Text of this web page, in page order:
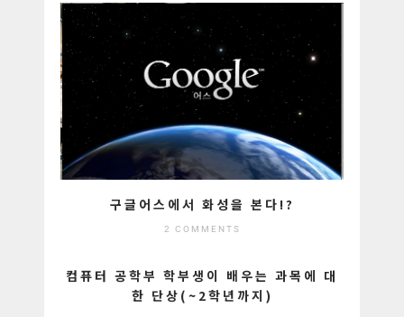
구글어스에서 화성을 본다!?
2 COMMENTS
컴퓨터 공학부 학부생이 배우는 과목에 대
한 단상(~2학년까지)